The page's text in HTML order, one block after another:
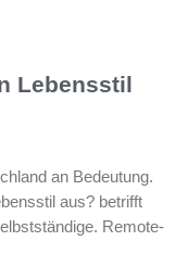
Lebensstil
an Bedeutung.
aus? betrifft
Remote-